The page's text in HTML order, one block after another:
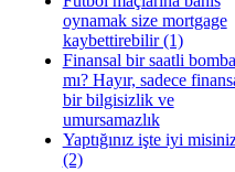
oynamak size mortgage
kaybettirebilir (1)
Finansal bir saatli bomba
mı? Hayır, sadece
bir bilgisizlik ve
umursamazlık
Yaptığınız işte iyi
(2)